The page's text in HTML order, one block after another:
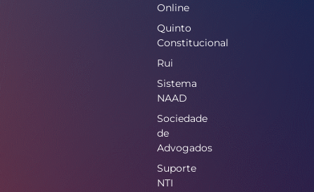
Online
Quinto
Constitucional
Rui
Sistema
NAAD
Sociedade
de
Advogados
Suporte
NTI